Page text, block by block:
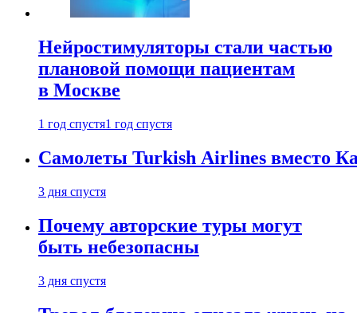
Нейростимуляторы стали частью
плановой помощи пациентам
в Москве
1 год спустя1 год спустя
Самолеты Turkish Airlines вместо
3 дня спустя
Почему авторские туры могут
быть небезопасны
3 дня спустя